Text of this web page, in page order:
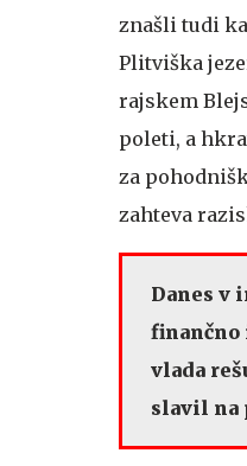
znašli tudi
Plitviška
rajskem
poleti, a
za
zahteva
Danes v
finančno
vlada
slavil na